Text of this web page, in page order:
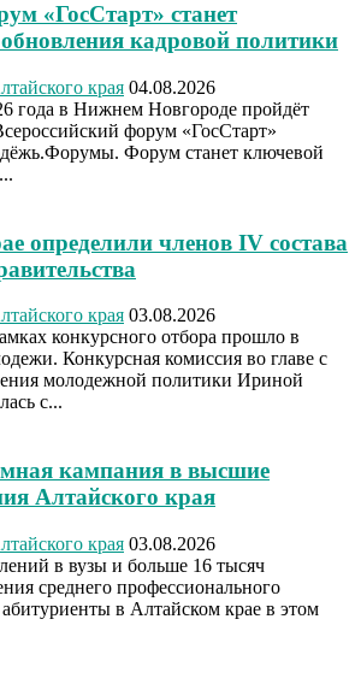
«ГосСтарт» станет
кадровой политики
края 04.08.2026
года в Нижнем Новгороде пройдёт
форум «ГосСтарт»
Форум станет ключевой
определили членов IV состава
края 03.08.2026
конкурсного отбора прошло в
Конкурсная комиссия во главе с
молодежной политики Ириной
с...
кампания в высшие
Алтайского края
края 03.08.2026
в вузы и больше 16 тысяч
среднего профессионального
в Алтайском крае в этом